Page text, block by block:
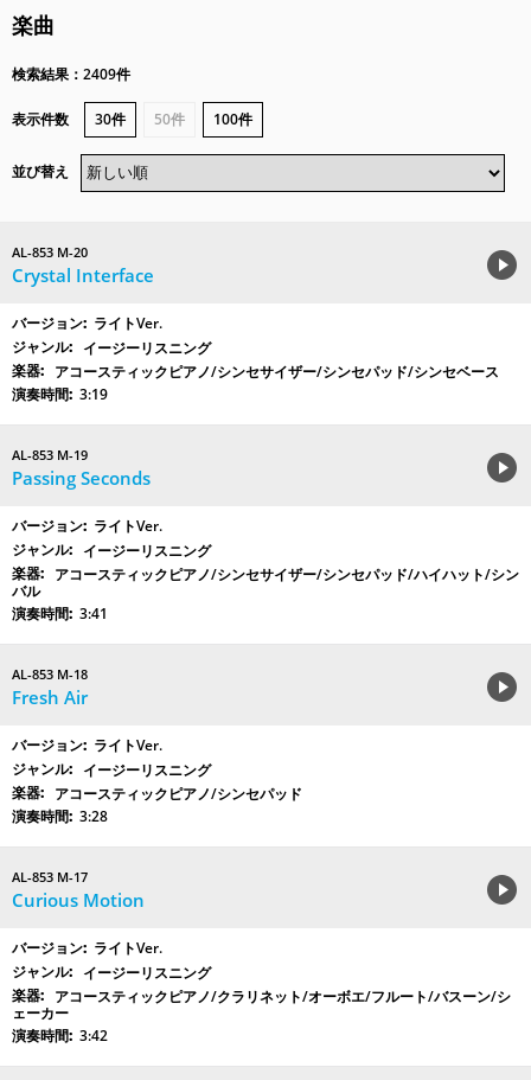
楽曲
検索結果：2409件
表示件数 30件 50件 100件
並び替え
AL-853 M-20
Crystal Interface
ライトVer.
イージーリスニング
アコースティックピアノ/シンセサイザー/シンセパッド/シンセベース
3:19
AL-853 M-19
Passing Seconds
ライトVer.
イージーリスニング
アコースティックピアノ/シンセサイザー/シンセパッド/ハイハット/シン
バル
3:41
AL-853 M-18
Fresh Air
ライトVer.
イージーリスニング
アコースティックピアノ/シンセパッド
3:28
AL-853 M-17
Curious Motion
ライトVer.
イージーリスニング
アコースティックピアノ/クラリネット/オーボエ/フルート/バスーン/シ
ェーカー
3:42